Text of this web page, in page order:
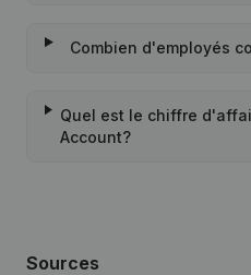
Combien d'employés
Quel est le chiffre
Account?
Sources